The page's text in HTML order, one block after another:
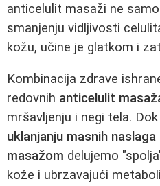
anticelulit masaži ne
smanjenju vidljivosti
kožu, učine je glatkom i
Kombinacija zdrave
redovnih anticelulit
mršavljenju i negi tela.
uklanjanju masnih naslaga
masažom delujemo
kože i ubrzavajući